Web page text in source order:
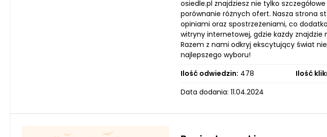
osiedle.pl znajdziesz nie tylko
porównanie różnych ofert. Nasza strona
opiniami oraz spostrzeżeniami, co
witryny internetowej, gdzie każdy
Razem z nami odkryj ekscytujący świat
najlepszego wyboru!
Ilość odwiedzin: 478 Ilość
Data dodania: 11.04.2024